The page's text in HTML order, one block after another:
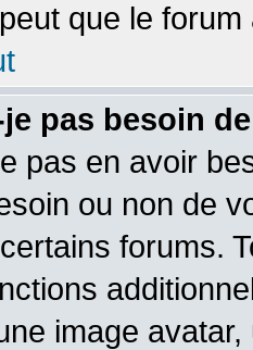
que le
pas besoin
pas en avoir
ou non de
forums.
image